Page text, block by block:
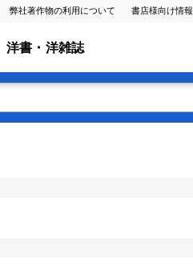
弊社著作物の利用について 書店様向け情報
洋書・洋雑誌